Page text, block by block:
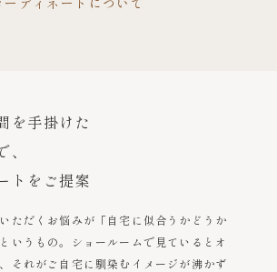
を手掛けた
トをご提案
ただくお悩みが「自宅に似合うかどうか
いうもの。ショールームで見ているとオ
それがご自宅に馴染むイメージが沸かず